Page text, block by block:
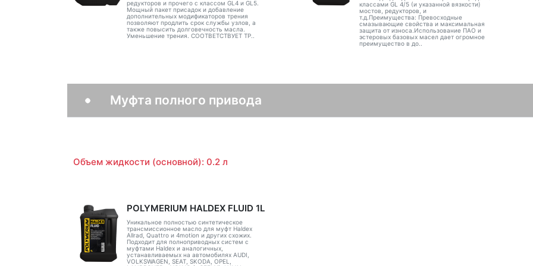
редукторов и прочего с классом GL4 и GL5.
Мощный пакет присадок и добавление
дополнительных модификаторов трения
позволяют продлить срок службы узлов, а
также повысить долговечность масла.
Уменьшение трения. СООТВЕТСТВУЕТ ТР..
классами GL 4/5 (и указанной вязкости)
мостов, редукторов, и
т.д.Преимущества: Превосходные
смазывающие свойства и максимальная
защита от износа.Использование ПАО и
эстеровых базовых масел дает огромное
преимущество в до..
Муфта полного привода
Объем жидкости (основной): 0.2 л
POLYMERIUM HALDEX FLUID 1L
Уникальное полностью синтетическое
трансмиссионное масло для муфт Haldex
Allrad, Quattro и 4motion и других схожих.
Подходит для полноприводных систем с
муфтами Haldex и аналогичных,
устанавливаемых на автомобилях AUDI,
VOLKSWAGEN, SEAT, SKODA, OPEL,